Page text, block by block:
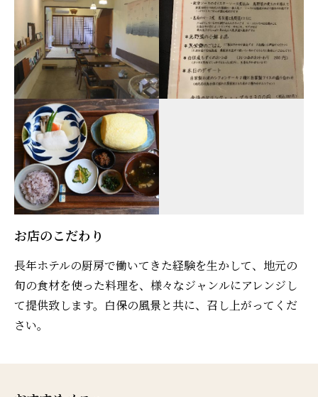
お店のこだわり
長年ホテルの厨房で働いてきた経験を生かして、地元の
旬の食材を使った料理を、様々なジャンルにアレンジし
て提供致します。白保の風景と共に、召し上がってくだ
さい。